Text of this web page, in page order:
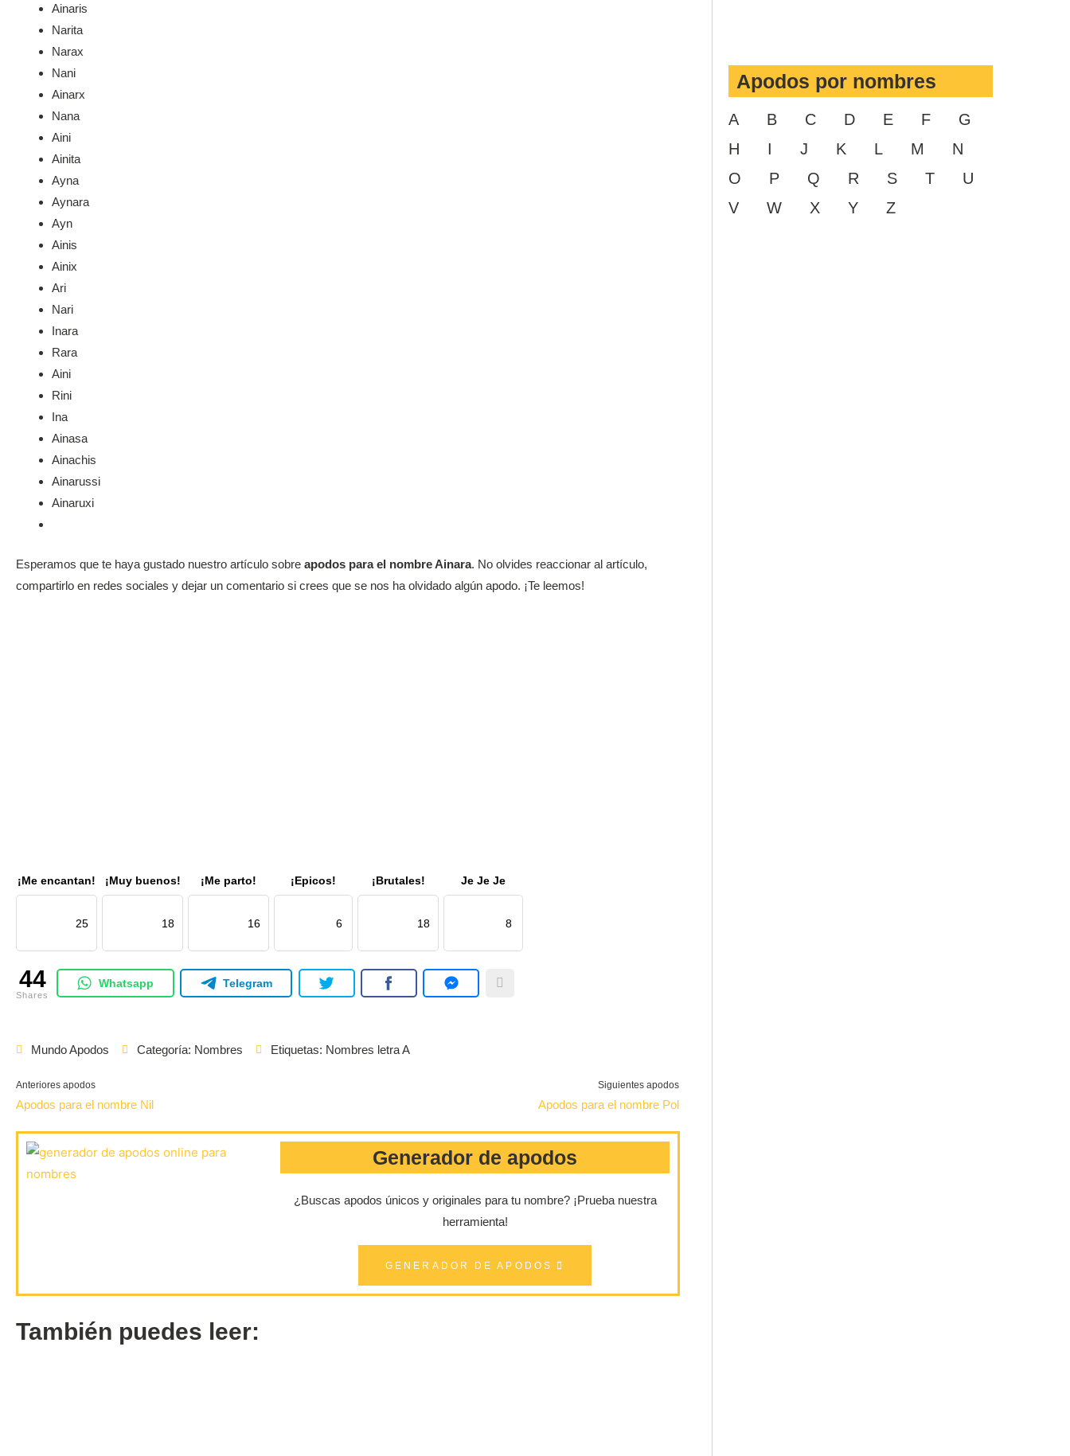
Ainaris
Narita
Narax
Nani
Ainarx
Nana
Aini
Ainita
Ayna
Aynara
Ayn
Ainis
Ainix
Ari
Nari
Inara
Rara
Aini
Rini
Ina
Ainasa
Ainachis
Ainarussi
Ainaruxi
Esperamos que te haya gustado nuestro artículo sobre apodos para el nombre Ainara. No olvides reaccionar al artículo,
compartirlo en redes sociales y dejar un comentario si crees que se nos ha olvidado algún apodo. ¡Te leemos!
¡Me encantan!
25
¡Muy buenos!
18
¡Me parto!
16
¡Epicos!
6
¡Brutales!
18
Je Je Je
8
44
Shares
Whatsapp Telegram
Mundo Apodos Categoría: Nombres Etiquetas: Nombres letra A
Anteriores apodos
Apodos para el nombre Nil
Siguientes apodos
Apodos para el nombre Pol
Generador de apodos
¿Buscas apodos únicos y originales para tu nombre? ¡Prueba nuestra
herramienta!
GENERADOR DE APODOS
También puedes leer:
Apodos por nombres
A B C D E F
G
H
I J K L M
N
O
P Q R S T
U
V
W X Y Z